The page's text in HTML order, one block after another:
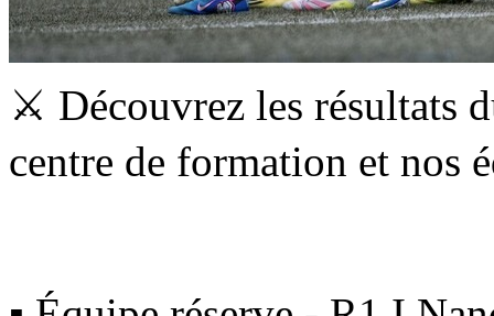
⚔️ Découvrez les résultats
centre de formation et nos